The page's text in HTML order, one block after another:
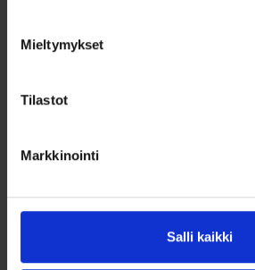
Mieltymykset
Tilastot
Markkinointi
Salli kaikki
Schalins